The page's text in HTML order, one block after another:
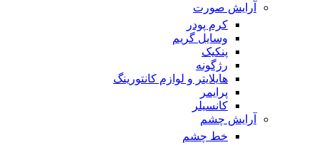
آرایش صورت
کرم پودر
وسایل گریم
پنکیک
رژگونه
هایلایتر و لوازم کانتورینگ
پرایمر
کانسیلر
آرایش چشم
خط چشم